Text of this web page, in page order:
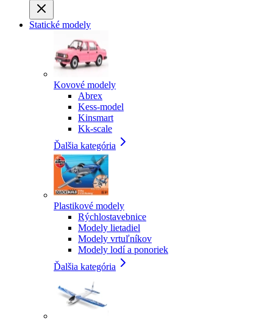
Statické modely
Kovové modely
Abrex
Kess-model
Kinsmart
Kk-scale
Ďalšia kategória
Plastikové modely
Rýchlostavebnice
Modely lietadiel
Modely vrtuľníkov
Modely lodí a ponoriek
Ďalšia kategória